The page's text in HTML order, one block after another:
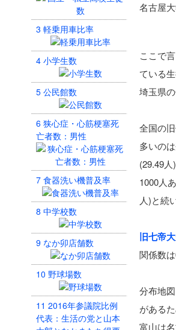
3 軽乗用車比率
4 小学生数
5 公民館数
6 狭心症・心筋梗塞死
亡者数：男性
7 食器洗い機普及率
8 中学校数
9 なか卯店舗数
10 野球場数
11 2016年参議院比例
代表：生活の党と山本
名古屋
ここで
ている
埼玉県
全国の
多いの
(29.49
1000人
人)と続
旧七帝大
関係数
分布地
がある
富山は